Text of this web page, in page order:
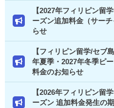
【2027年フィリピン留
ーズン追加料金（サー
らせ
【フィリピン留学/セブ
年夏季・2027年冬季ピ
料金のお知らせ
【2026年フィリピン留
ーズン 追加料金発生の